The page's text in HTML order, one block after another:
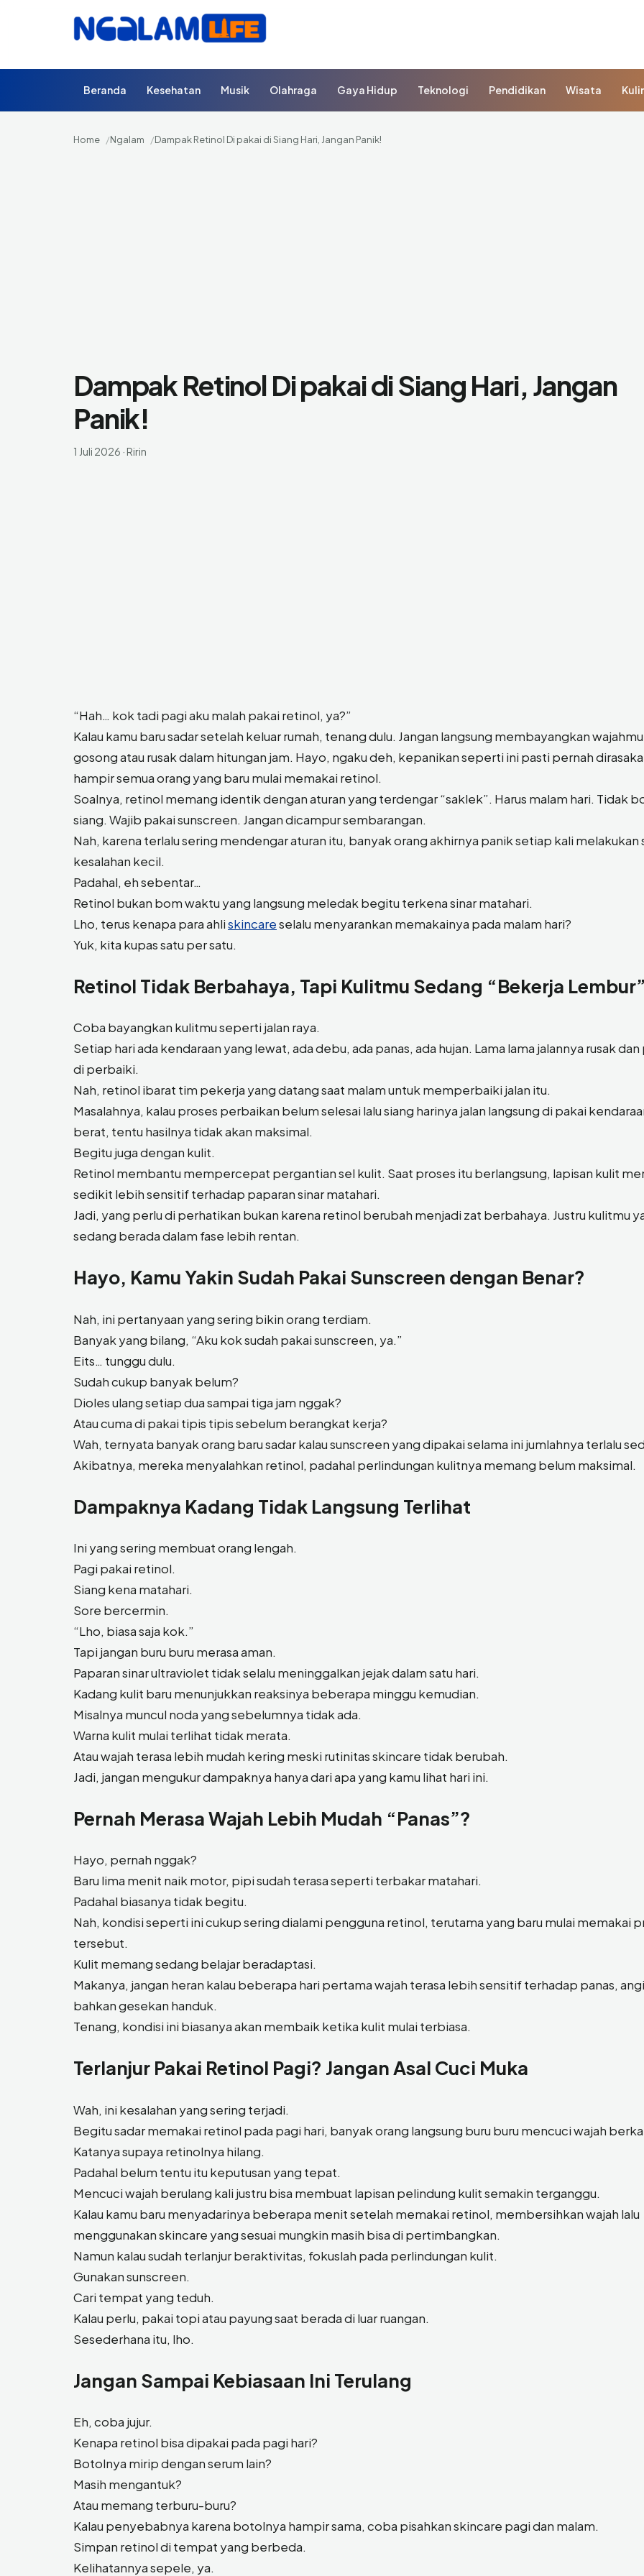
Beranda Kesehatan Musik Olahraga Gaya Hidup Teknologi Pendidikan Wisata
Home Ngalam Dampak Retinol Di pakai di Siang Hari, Jangan Panik!
Dampak Retinol Di pakai di Siang Hari, Jangan
Panik!
1 Juli 2026 ·Ririn
“Hah… kok tadi pagi aku malah pakai retinol, ya?”
Kalau kamu baru sadar setelah keluar rumah, tenang dulu. Jangan langsung membayangkan
gosong atau rusak dalam hitungan jam. Hayo, ngaku deh, kepanikan seperti ini pasti pernah
hampir semua orang yang baru mulai memakai retinol.
Soalnya, retinol memang identik dengan aturan yang terdengar “saklek”. Harus malam hari. Tidak
siang. Wajib pakai sunscreen. Jangan dicampur sembarangan.
Nah, karena terlalu sering mendengar aturan itu, banyak orang akhirnya panik setiap kali melakukan
kesalahan kecil.
Padahal, eh sebentar…
Retinol bukan bom waktu yang langsung meledak begitu terkena sinar matahari.
Lho, terus kenapa para ahliskincareselalu menyarankan memakainya pada malam hari?
Yuk, kita kupas satu per satu.
Retinol Tidak Berbahaya, Tapi Kulitmu Sedang “Bekerja Lembur”
Coba bayangkan kulitmu seperti jalan raya.
Setiap hari ada kendaraan yang lewat, ada debu, ada panas, ada hujan. Lama lama jalannya rusak dan
di perbaiki.
Nah, retinol ibarat tim pekerja yang datang saat malam untuk memperbaiki jalan itu.
Masalahnya, kalau proses perbaikan belum selesai lalu siang harinya jalan langsung di pakai
berat, tentu hasilnya tidak akan maksimal.
Begitu juga dengan kulit.
Retinol membantu mempercepat pergantian sel kulit. Saat proses itu berlangsung, lapisan kulit
sedikit lebih sensitif terhadap paparan sinar matahari.
Jadi, yang perlu di perhatikan bukan karena retinol berubah menjadi zat berbahaya. Justru kulitmu
sedang berada dalam fase lebih rentan.
Hayo, Kamu Yakin Sudah Pakai Sunscreen dengan Benar?
Nah, ini pertanyaan yang sering bikin orang terdiam.
Banyak yang bilang, “Aku kok sudah pakai sunscreen, ya.”
Eits… tunggu dulu.
Sudah cukup banyak belum?
Dioles ulang setiap dua sampai tiga jam nggak?
Atau cuma di pakai tipis tipis sebelum berangkat kerja?
Wah, ternyata banyak orang baru sadar kalau sunscreen yang dipakai selama ini jumlahnya terlalu
Akibatnya, mereka menyalahkan retinol, padahal perlindungan kulitnya memang belum maksimal.
Dampaknya Kadang Tidak Langsung Terlihat
Ini yang sering membuat orang lengah.
Pagi pakai retinol.
Siang kena matahari.
Sore bercermin.
“Lho, biasa saja kok.”
Tapi jangan buru buru merasa aman.
Paparan sinar ultraviolet tidak selalu meninggalkan jejak dalam satu hari.
Kadang kulit baru menunjukkan reaksinya beberapa minggu kemudian.
Misalnya muncul noda yang sebelumnya tidak ada.
Warna kulit mulai terlihat tidak merata.
Atau wajah terasa lebih mudah kering meski rutinitas skincare tidak berubah.
Jadi, jangan mengukur dampaknya hanya dari apa yang kamu lihat hari ini.
Pernah Merasa Wajah Lebih Mudah “Panas”?
Hayo, pernah nggak?
Baru lima menit naik motor, pipi sudah terasa seperti terbakar matahari.
Padahal biasanya tidak begitu.
Nah, kondisi seperti ini cukup sering dialami pengguna retinol, terutama yang baru mulai memakai
tersebut.
Kulit memang sedang belajar beradaptasi.
Makanya, jangan heran kalau beberapa hari pertama wajah terasa lebih sensitif terhadap panas,
bahkan gesekan handuk.
Tenang, kondisi ini biasanya akan membaik ketika kulit mulai terbiasa.
Terlanjur Pakai Retinol Pagi? Jangan Asal Cuci Muka
Wah, ini kesalahan yang sering terjadi.
Begitu sadar memakai retinol pada pagi hari, banyak orang langsung buru buru mencuci wajah
Katanya supaya retinolnya hilang.
Padahal belum tentu itu keputusan yang tepat.
Mencuci wajah berulang kali justru bisa membuat lapisan pelindung kulit semakin terganggu.
Kalau kamu baru menyadarinya beberapa menit setelah memakai retinol, membersihkan wajah lalu
menggunakan skincare yang sesuai mungkin masih bisa di pertimbangkan.
Namun kalau sudah terlanjur beraktivitas, fokuslah pada perlindungan kulit.
Gunakan sunscreen.
Cari tempat yang teduh.
Kalau perlu, pakai topi atau payung saat berada di luar ruangan.
Sesederhana itu, lho.
Jangan Sampai Kebiasaan Ini Terulang
Eh, coba jujur.
Kenapa retinol bisa dipakai pada pagi hari?
Botolnya mirip dengan serum lain?
Masih mengantuk?
Atau memang terburu-buru?
Kalau penyebabnya karena botolnya hampir sama, coba pisahkan skincare pagi dan malam.
Simpan retinol di tempat yang berbeda.
Kelihatannya sepele, ya.